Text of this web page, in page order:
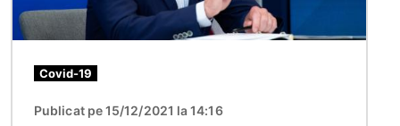
Covid-19
Publicat pe 15/12/2021 la 14:16